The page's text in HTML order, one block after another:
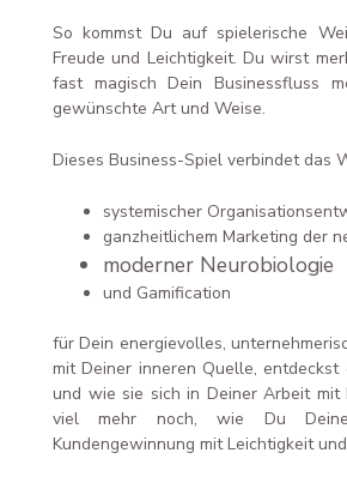
So kommst Du auf spielerische
Freude und Leichtigkeit. Du wirst
fast magisch Dein Businessfluss
gewünschte Art und Weise.
Dieses Business-Spiel verbindet das
systemischer
ganzheitlichem Marketing der
moderner Neurobiologie
und Gamification
für Dein energievolles,
mit Deiner inneren Quelle,
und wie sie sich in Deiner Arbeit mit
viel mehr noch, wie Du
Kundengewinnung mit Leichtigkeit